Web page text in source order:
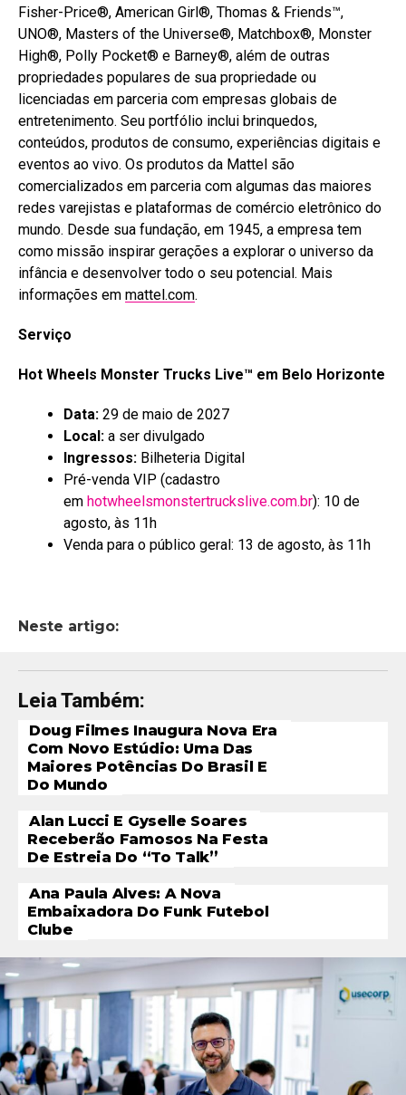
Fisher-Price®, American Girl®, Thomas & Friends™,
UNO®, Masters of the Universe®, Matchbox®, Monster
High®, Polly Pocket® e Barney®, além de outras
propriedades populares de sua propriedade ou
licenciadas em parceria com empresas globais de
entretenimento. Seu portfólio inclui brinquedos,
conteúdos, produtos de consumo, experiências digitais e
eventos ao vivo. Os produtos da Mattel são
comercializados em parceria com algumas das maiores
redes varejistas e plataformas de comércio eletrônico do
mundo. Desde sua fundação, em 1945, a empresa tem
como missão inspirar gerações a explorar o universo da
infância e desenvolver todo o seu potencial. Mais
informações em mattel.com.
Serviço
Hot Wheels Monster Trucks Live™ em Belo Horizonte
Data: 29 de maio de 2027
Local: a ser divulgado
Ingressos: Bilheteria Digital
Pré-venda VIP (cadastro
em hotwheelsmonstertruckslive.com.br): 10 de
agosto, às 11h
Venda para o público geral: 13 de agosto, às 11h
Neste artigo:
Leia Também:
Doug Filmes Inaugura Nova Era
Com Novo Estúdio: Uma Das
Maiores Potências Do Brasil E
Do Mundo
Alan Lucci E Gyselle Soares
Receberão Famosos Na Festa
De Estreia Do “To Talk”
Ana Paula Alves: A Nova
Embaixadora Do Funk Futebol
Clube